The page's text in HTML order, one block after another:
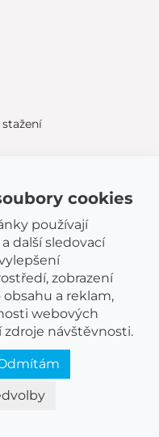
2025
FVE
338
cookies
používají
další sledovací
zobrazení
a reklam,
webových
zdroje návštěvnosti.